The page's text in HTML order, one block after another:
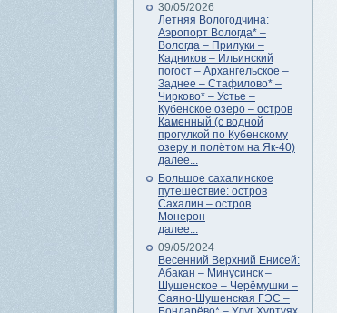
30/05/2026
Летняя Вологодчина:
Аэропорт Вологда* –
Вологда – Прилуки –
Кадников – Ильинский
погост – Архангельское –
Заднее – Стафилово* –
Чирково* – Устье –
Кубенское озеро – остров
Каменный (с водной
прогулкой по Кубенскому
озеру и полётом на Як-40)
далее...
Большое сахалинское
путешествие: остров
Сахалин – остров
Монерон
далее...
09/05/2024
Весенний Верхний Енисей:
Абакан – Минусинск –
Шушенское – Черёмушки –
Саяно-Шушенская ГЭС –